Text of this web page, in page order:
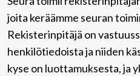
joita keräämme seuran
Rekisterinpitäjä on
henkilötiedoista ja niiden
kyse on luottamuksesta, ja